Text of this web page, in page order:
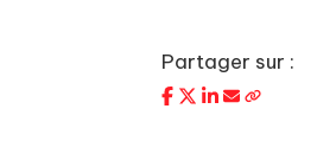
Partager sur :